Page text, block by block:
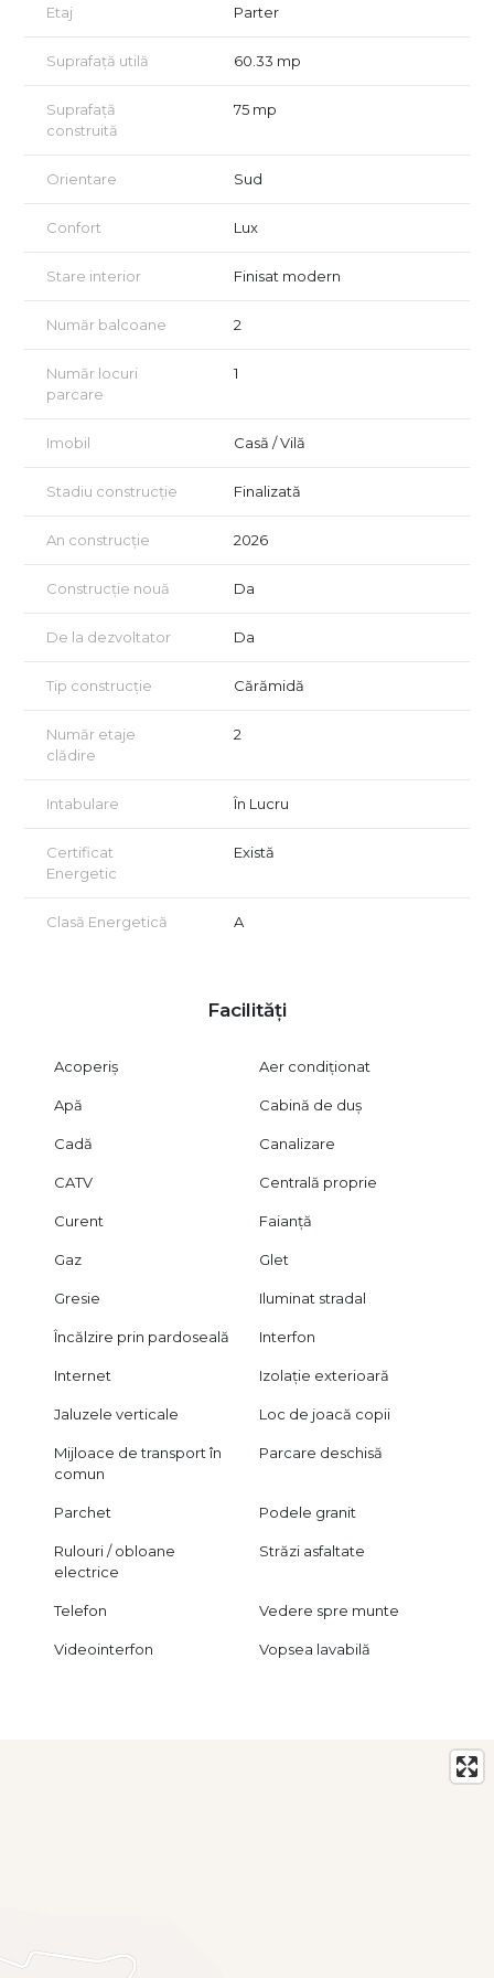
Etaj Parter
Suprafață utilă 60.33 mp
Suprafață
construită
75 mp
Orientare Sud
Confort Lux
Stare interior Finisat modern
Număr balcoane 2
Număr locuri
parcare
1
Imobil Casă / Vilă
Stadiu construcție Finalizată
An construcție 2026
Construcție nouă Da
De la dezvoltator Da
Tip construcție Cărămidă
Număr etaje
clădire
2
Intabulare În Lucru
Certificat
Energetic
Există
Clasă Energetică A
Facilități
Acoperiș Aer condiționat
Apă Cabină de duș
Cadă Canalizare
CATV Centrală proprie
Curent Faianță
Gaz Glet
Gresie Iluminat stradal
Încălzire prin pardoseală Interfon
Internet Izolație exterioară
Jaluzele verticale Loc de joacă copii
Mijloace de transport în
comun
Parcare deschisă
Parchet Podele granit
Rulouri / obloane
electrice
Străzi asfaltate
Telefon Vedere spre munte
Videointerfon Vopsea lavabilă